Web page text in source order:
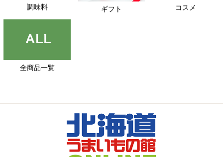
調味料 ギフト コスメ
全商品一覧